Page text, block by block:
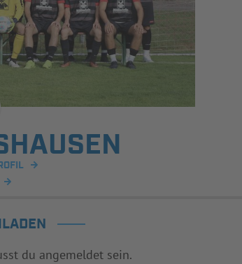
du angemeldet sein.